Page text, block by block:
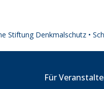
Stiftung Denkmalschutz •
Für